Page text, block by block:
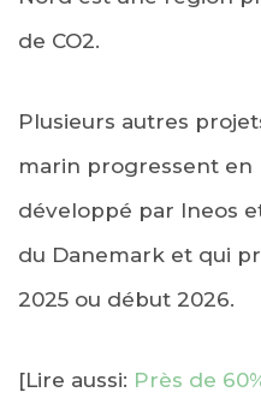
de CO2.
Plusieurs autres
marin progressent en
développé par Ineos
du Danemark et qui
2025 ou début 2026.
[Lire aussi: Près de